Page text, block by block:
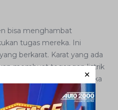
bisa menghambat
tugas mereka. Ini
berkarat. Karat yang ada
membuat tegangan listrik
berkurang atau turun. Jika
yang bersinar akan